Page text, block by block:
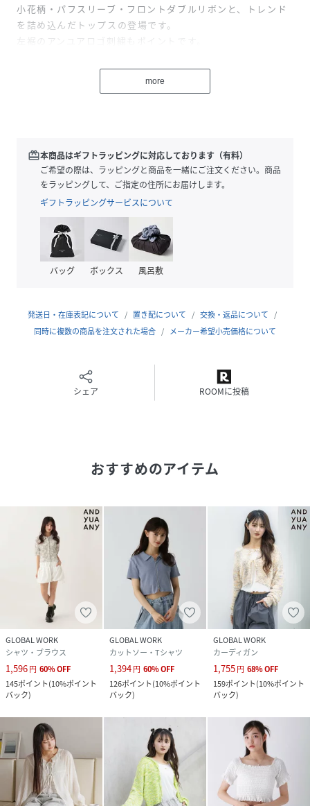
小花柄・パフスリーブ・フロントダブルリボンと、トレンド
を詰め込んだトップスの登場です。
左裾のアンユアロゴ刺繍もポイントです。
デニムやカーゴなどのカジュアルボトム合わせがオススメで
AND YUA ANY( アンユアエイニー)
わたしが、わたしをはじめる。
好きなものを好きでいつづければ
きっと素敵な未来にたどり着ける。
「好き」に出会うための長い旅のはじまり。
自分の好きなものを大切に 自分らしさをすこしずつ探してほ
・一部アイテムはLサイズのご用意がございます。
(ブルーフラワー×グレーインナー08)
アウター:ポリエステル62% 綿34% ナイロン3%
PE2461_420787
420787-08-09 PE2461
more
redeem本商品はギフトラッピングに対応しております（有料）
ご希望の際は、ラッピングと商品を一緒にご注文ください。商品
をラッピングして、ご指定の住所にお届けします。
ギフトラッピングサービスについて
バッグ ボックス 風呂敷
発送日・在庫表記について 置き配について
交換・返品について
同時に複数の商品を注文された場合
メーカー希望小売価格について
シェア ROOMに投稿
おすすめのアイテム
GLOBAL WORK
シャツ・ブラウス
1,596円 60%OFF
145ポイント(10%ポイント
バック)
GLOBAL WORK
カットソー・Tシャツ
1,394円 60%OFF
126ポイント(10%ポイント
バック)
GLOBAL WORK
カーディガン
1,755円 68%OFF
159ポイント(10%ポイント
バック)